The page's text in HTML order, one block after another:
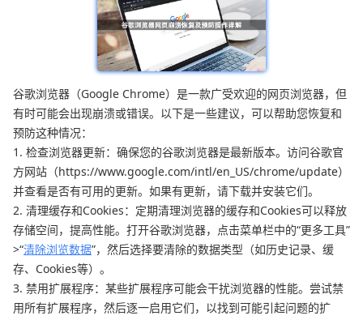
谷歌浏览器（Google Chrome）是一款广受欢迎的网页浏览器，但
有时可能会出现崩溃或错误。以下是一些建议，可以帮助您恢复和
预防这种情况：
1. 检查浏览器更新：确保您的谷歌浏览器是最新版本。访问谷歌官
方网站（https://www.google.com/intl/en_US/chrome/update）
并查看是否有可用的更新。如果有更新，请下载并安装它们。
2. 清理缓存和Cookies：定期清理浏览器的缓存和Cookies可以释放
存储空间，提高性能。打开谷歌浏览器，点击菜单栏中的“更多工具”
>“清除浏览数据”，然后选择要清除的数据类型（如历史记录、缓
存、Cookies等）。
3. 禁用扩展程序：某些扩展程序可能会干扰浏览器的性能。尝试禁
用所有扩展程序，然后逐一启用它们，以找到可能引起问题的扩